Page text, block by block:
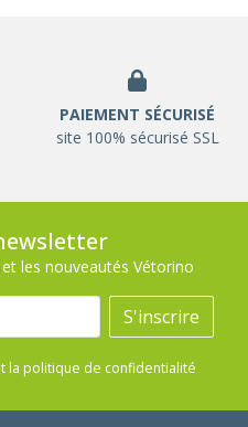
PAIEMENT SÉCURISÉ
site 100% sécurisé SSL
les nouveautés Vétorino
S'inscrire
la politique de confidentialité